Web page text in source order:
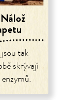
tak
skrývají